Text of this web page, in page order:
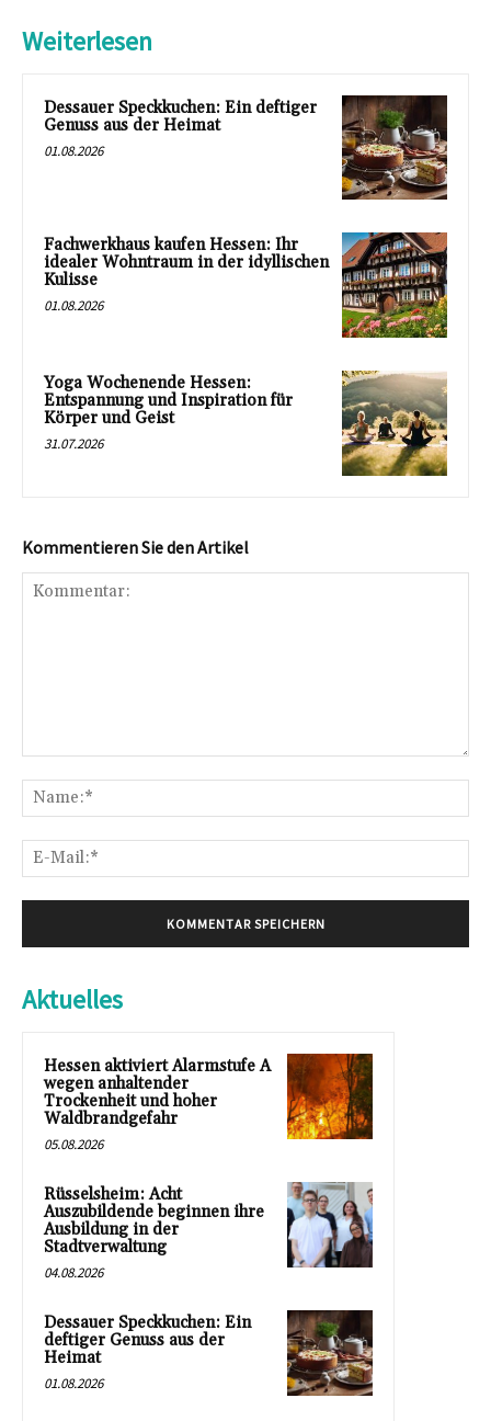
Weiterlesen
Dessauer Speckkuchen: Ein deftiger
Genuss aus der Heimat
01.08.2026
Fachwerkhaus kaufen Hessen: Ihr
idealer Wohntraum in der idyllischen
Kulisse
01.08.2026
Yoga Wochenende Hessen:
Entspannung und Inspiration für
Körper und Geist
31.07.2026
Kommentieren Sie den Artikel
Aktuelles
Hessen aktiviert Alarmstufe A
wegen anhaltender
Trockenheit und hoher
Waldbrandgefahr
05.08.2026
Rüsselsheim: Acht
Auszubildende beginnen ihre
Ausbildung in der
Stadtverwaltung
04.08.2026
Dessauer Speckkuchen: Ein
deftiger Genuss aus der
Heimat
01.08.2026